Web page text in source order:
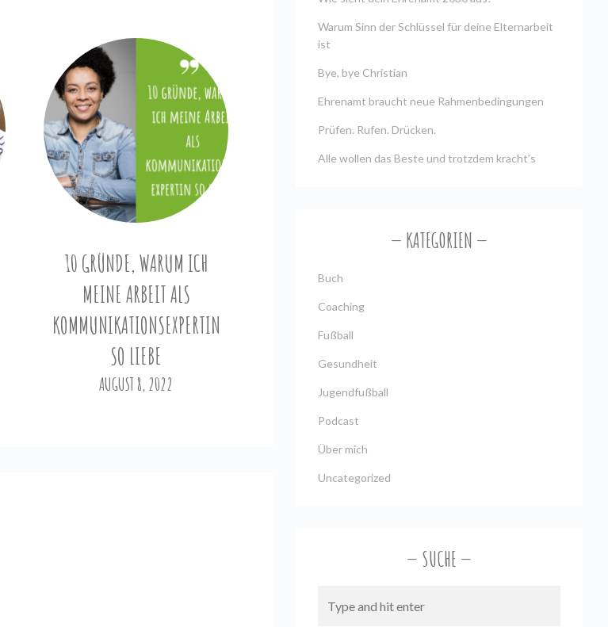
10 GRÜNDE, WARUM ICH
MEINE ARBEIT ALS
KOMMUNIKATIONSEXPERTIN
SO LIEBE
AUGUST 8, 2022
Warum Sinn der Schlüssel für deine Elternarbeit
ist
Bye, bye Christian
Ehrenamt braucht neue Rahmenbedingungen
Prüfen. Rufen. Drücken.
Alle wollen das Beste und trotzdem kracht’s
KATEGORIEN
Buch
Coaching
Fußball
Gesundheit
Jugendfußball
Podcast
Über mich
Uncategorized
SUCHE